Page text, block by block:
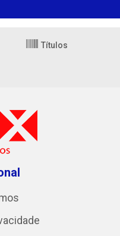
Títulos